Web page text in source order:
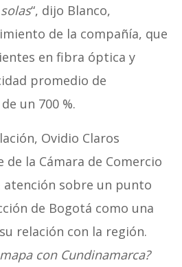
“, dijo Blanco,
de la compañía, que
en fibra óptica y
promedio de
un 700 %.
Ovidio Claros
de la Cámara de Comercio
atención sobre un punto
de Bogotá como una
relación con la región.
con Cundinamarca?